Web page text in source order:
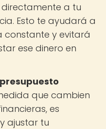
directamente a tu
Esto te ayudará a
y evitará
ese dinero en
que cambien
es
ajustar tu